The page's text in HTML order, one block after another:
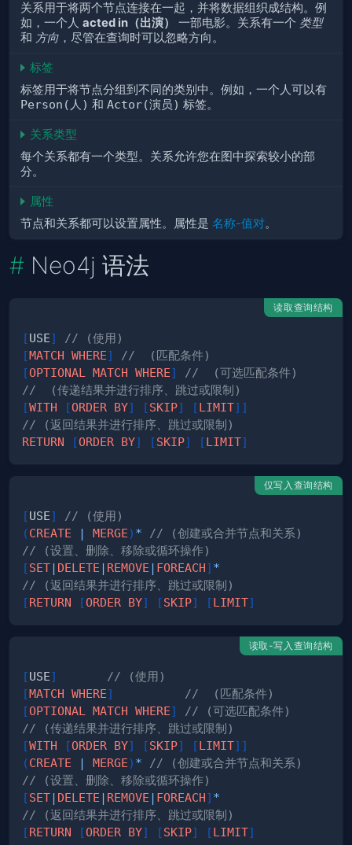
关系用于将两个节点连接在一起，并将数据组织成结构。例
如，一个人 acted in（出演） 一部电影。关系有一个 类型
和 方向 ，尽管在查询时可以忽略方向。
标签
标签用于将节点分组到不同的类别中。例如，一个人可以有
Person(人) 和 Actor(演员) 标签。
关系类型
每个关系都有一个类型。关系允许您在图中探索较小的部
分。
属性
节点和关系都可以设置属性。属性是 名称-值对。
Neo4j 语法
读取查询结构
[USE]
// (使用)
[MATCH WHERE]
//  (匹配条件)
[OPTIONAL MATCH WHERE]
//  (可选匹配条件)
//  (传递结果并进行排序、跳过或限制)
[WITH [ORDER BY] [SKIP] [LIMIT] ]
// (返回结果并进行排序、跳过或限制)
RETURN
[ORDER BY] [SKIP] [LIMIT]
仅写入查询结构
[USE]
// (使用)
(CREATE | MERGE) *
// (创建或合并节点和关系)
// (设置、删除、移除或循环操作)
[SET| DELETE | REMOVE | FOREACH] *
// (返回结果并进行排序、跳过或限制)
[RETURN [ORDER BY] [SKIP] [LIMIT]
读取-写入查询结构
[USE]
// (使用)
[MATCH WHERE]
//  (匹配条件)
[OPTIONAL MATCH WHERE]
// (可选匹配条件)
// (传递结果并进行排序、跳过或限制)
[WITH [ORDER BY] [SKIP] [LIMIT] ]
(CREATE | MERGE) *
// (创建或合并节点和关系)
// (设置、删除、移除或循环操作)
[SET| DELETE | REMOVE | FOREACH] *
// (返回结果并进行排序、跳过或限制)
[RETURN [ORDER BY] [SKIP] [LIMIT]